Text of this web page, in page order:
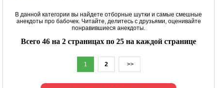
В данной категории вы найдете отборные шутки и самые смешные
анекдоты про бабочек. Читайте, делитесь с друзьями, оценивайте
понравившиеся анекдоты.
Всего 46 на 2 страницах по 25 на каждой странице
1 2 >>